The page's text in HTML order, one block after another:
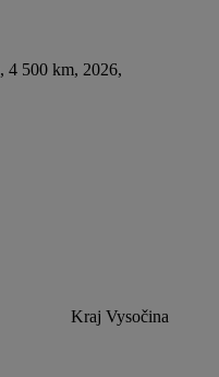
, 4 500 km, 2026,
Kraj Vysočina